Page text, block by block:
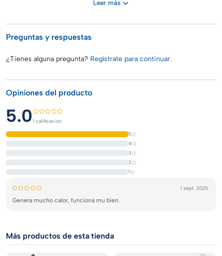
dragones barbudos. Proporciona la iluminación y el calor
Clasco.mx.
No te conformes con bombillas de baja calidad. Nuestra bombilla
beneficios óptimos para tus mascotas. ¡Ordénala ahora en
Clasco.mx y bríndales la luz que merecen!
Leer más
Preguntas y respuestas
¿Tienes alguna pregunta? Regístrate para continuar.
Opiniones del producto
5.01 calificación
5
4
3
2
1
1 sept. 2025
Genera mucho calor, funciona mu bien.
Más productos de esta tienda